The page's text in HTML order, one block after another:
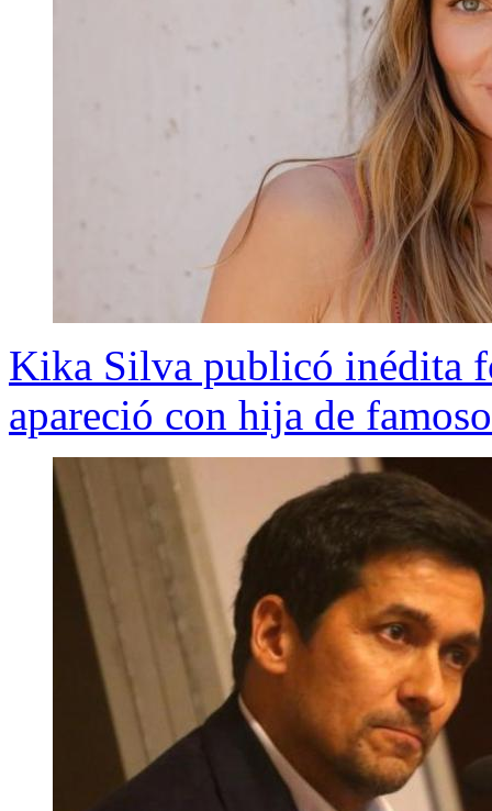
Kika Silva publicó inédita
apareció con hija de